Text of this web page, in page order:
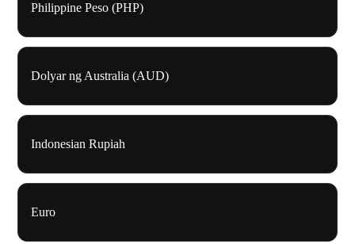
Philippine Peso (PHP)
Dolyar ng Australia (AUD)
Indonesian Rupiah
Euro